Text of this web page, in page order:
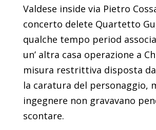
Valdese inside via Pietro
concerto delete Quartetto
qualche tempo period
un’ altra casa operazione a
misura restrittiva disposta
la caratura del personaggio,
ingegnere non gravavano
scontare.